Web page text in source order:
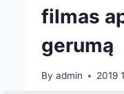
filmas
gerumą
By admin 2019